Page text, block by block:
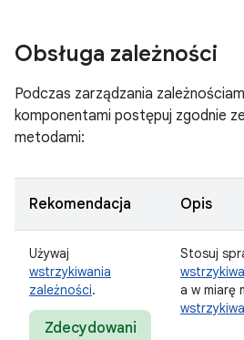
Obsługa zależności
Podczas zarządzania
komponentami postępuj zgodnie
metodami:
Rekomendacja Opis
Używaj
wstrzykiwania
zależności.
Zdecydowani
Stosuj
a w miarę